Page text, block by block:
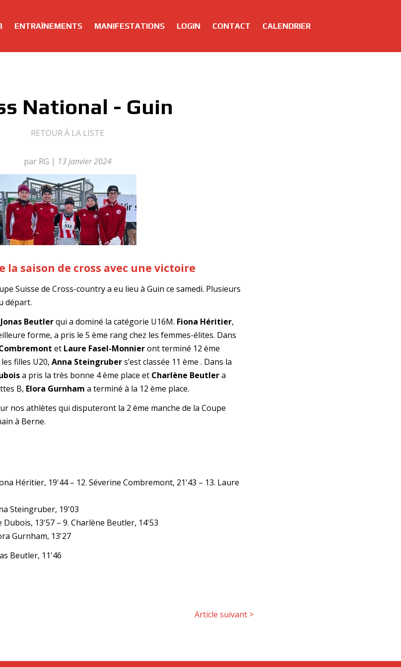
ENTRAÎNEMENTS MANIFESTATIONS LOGIN CONTACT CALENDRIER
National - Guin
RETOUR À LA LISTE
par RG | 13 janvier 2024
la saison de cross avec une victoire
Suisse de Cross-country a eu lieu à Guin ce samedi. Plusieurs
départ.
Jonas Beutlerqui a dominé la catégorie U16M. Fiona Héritier,
forme, a pris le 5 ème rang chez les femmes-élites. Dans
et Laure Fasel-Monnieront terminé 12 ème
filles U20, Anna Steingrubers’est classée 11 ème . Dans la
a pris la très bonne 4 ème place et Charlène Beutlera
B, Elora Gurnham a terminé à la 12 ème place.
nos athlètes qui disputeront la 2 ème manche de la Coupe
à Berne.
Héritier, 19'44 – 12. Séverine Combremont, 21'43 – 13. Laure
Steingruber, 19'03
Dubois, 13'57 – 9. Charlène Beutler, 14'53
Gurnham, 13'27
Beutler, 11'46
Article suivant >